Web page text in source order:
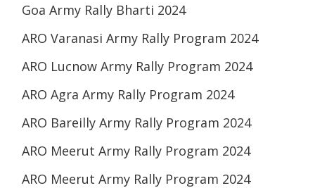
Goa Army Rally Bharti 2024
ARO Varanasi Army Rally Program 2024
ARO Lucnow Army Rally Program 2024
ARO Agra Army Rally Program 2024
ARO Bareilly Army Rally Program 2024
ARO Meerut Army Rally Program 2024
ARO Meerut Army Rally Program 2024